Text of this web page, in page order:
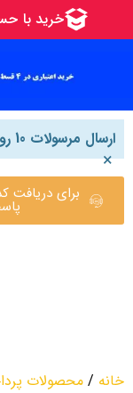
ارسال مرسولات 10 روز کاری میباشد
×
برای
خانه / محصولات